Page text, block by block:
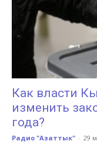
Как власти
изменить
года?
Радио "Азаттык" - 29